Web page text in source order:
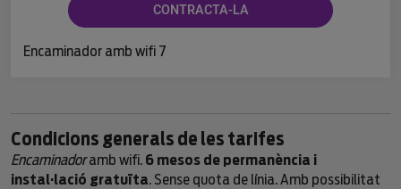
CONTRACTA-LA
Encaminador amb wifi 7
Condicions generals de les tarifes
Encaminadoramb wifi. 6 mesos de permanència i
instal·lació gratuïta. Sense quota de línia. Amb possibilitat